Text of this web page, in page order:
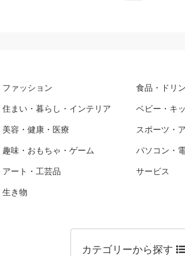
ファッション 食品・ドリ
住まい・暮らし・インテリア ベビー・キ
美容・健康・医療 スポーツ・
趣味・おもちゃ・ゲーム パソコン・
アート・工芸品 サービス
生き物
カテゴリーから探す